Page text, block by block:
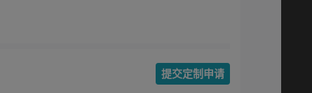
提交定制申请